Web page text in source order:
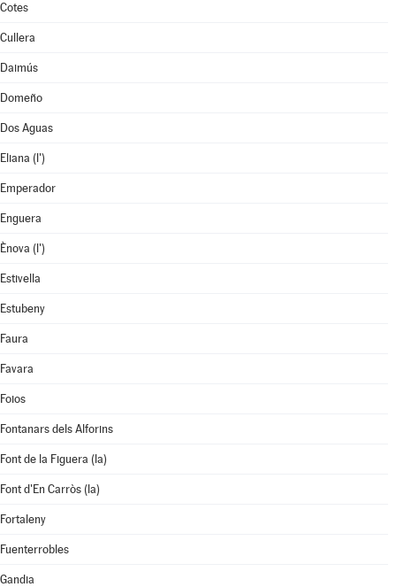
Cotes
Cullera
Daimús
Domeño
Dos Aguas
Eliana (l')
Emperador
Enguera
Ènova (l')
Estivella
Estubeny
Faura
Favara
Foios
Fontanars dels Alforins
Font de la Figuera (la)
Font d'En Carròs (la)
Fortaleny
Fuenterrobles
Gandia